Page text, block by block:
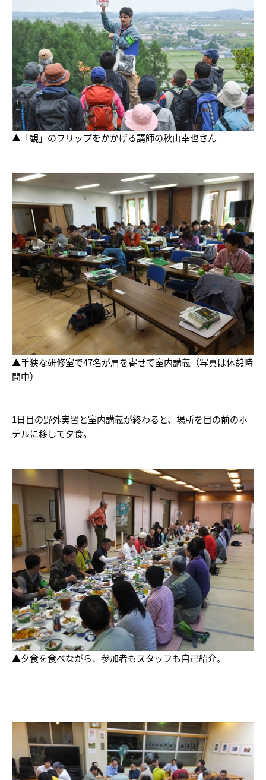
▲「観」のフリップをかかげる講師の秋山幸也さん
▲手狭な研修室で47名が肩を寄せて室内講義（写真は休憩時
間中）
1日目の野外実習と室内講義が終わると、場所を目の前のホ
テルに移して夕食。
▲夕食を食べながら、参加者もスタッフも自己紹介。